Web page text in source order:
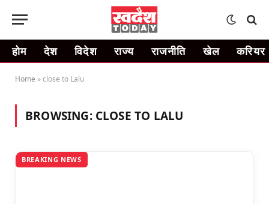
होम देश विदेश राज्य राजनीति खेल करियर
Home »close to Lalu
BROWSING: CLOSE TO LALU
BREAKING NEWS